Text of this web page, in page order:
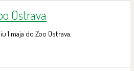
Ostrava
1 maja do Zoo Ostrava.